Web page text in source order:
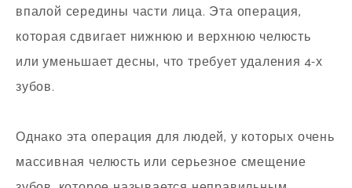
впалой середины части лица. Эта операция,
которая сдвигает нижнюю и верхнюю челюсть
или уменьшает десны, что требует удаления 4-х
зубов.
Однако эта операция для людей, у которых очень
массивная челюсть или серьезное смещение